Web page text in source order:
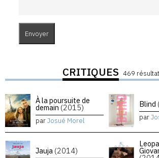
CRITIQUES 469
À la poursuite de
demain (2015)
parJosué Morel
Blind
par
Jauja (2014)